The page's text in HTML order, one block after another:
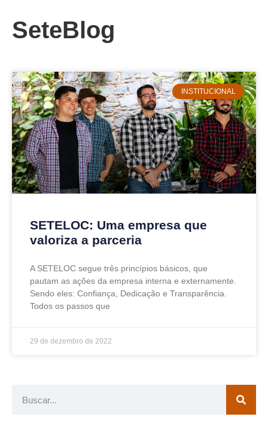
SeteBlog
INSTITUCIONAL
SETELOC: Uma empresa que
valoriza a parceria
A SETELOC segue três princípios básicos, que
pautam as ações da empresa interna e externamente.
Sendo eles: Confiança, Dedicação e Transparência.
Todos os passos que
29 de dezembro de 2022